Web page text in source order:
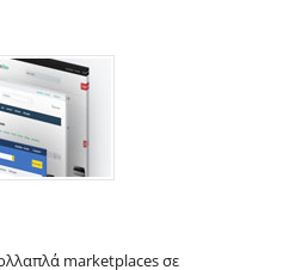
marketplaces σε